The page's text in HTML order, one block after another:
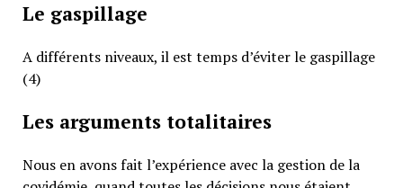
Le gaspillage
A différents niveaux, il est temps d’éviter le gaspillage
(4)
Les arguments totalitaires
Nous en avons fait l’expérience avec la gestion de la